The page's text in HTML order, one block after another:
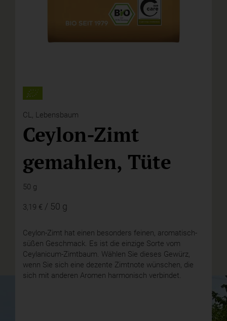
CL, Lebensbaum
Ceylon-Zimt
gemahlen, Tüte
50 g
3,19 € / 50 g
Ceylon-Zimt hat einen besonders feinen, aromatisch-
süßen Geschmack. Es ist die einzige Sorte vom
Ceylanicum-Zimtbaum. Wählen Sie dieses Gewürz,
wenn Sie sich eine dezente Zimtnote wünschen, die
sich mit anderen Aromen harmonisch verbindet.